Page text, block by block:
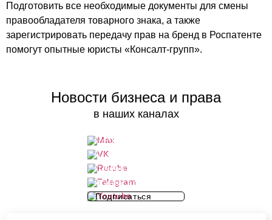
Подготовить все необходимые документы для смены
правообладателя товарного знака, а также
зарегистрировать передачу прав на бренд в Роспатенте
помогут опытные юристы «Консалт-групп».
Новости бизнеса и права
в наших каналах
Подписаться
Подписаться
Подписаться
Подписаться
Подписаться